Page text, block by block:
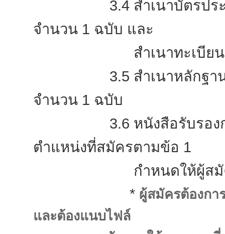
3.4 สำเนาบัตรประชาช
จำนวน 1 ฉบับ และ
สำเนาทะเบียนบ้านฉ
3.5 สำเนาหลักฐานอื่นๆ
จำนวน 1 ฉบับ
3.6 หนังสือรับรองการ
ตำแหน่งที่สมัครตามข้อ 1
กำหนดให้ผู้สมัครต้อง
* ผู้สมัครต้องกา
และต้องแนบไฟล์